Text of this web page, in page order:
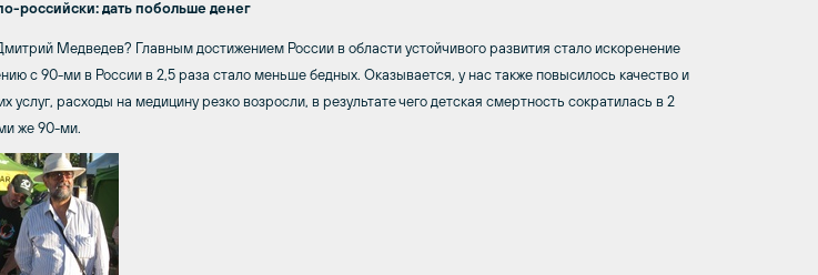
российски: дать побольше денег
Медведев? Главным достижением России в области устойчивого развития стало искоренение
с 90-ми в России в 2,5 раза стало меньше бедных. Оказывается, у нас также повысилось качество и
услуг, расходы на медицину резко возросли, в результате чего детская смертность сократилась в 2
же 90-ми.